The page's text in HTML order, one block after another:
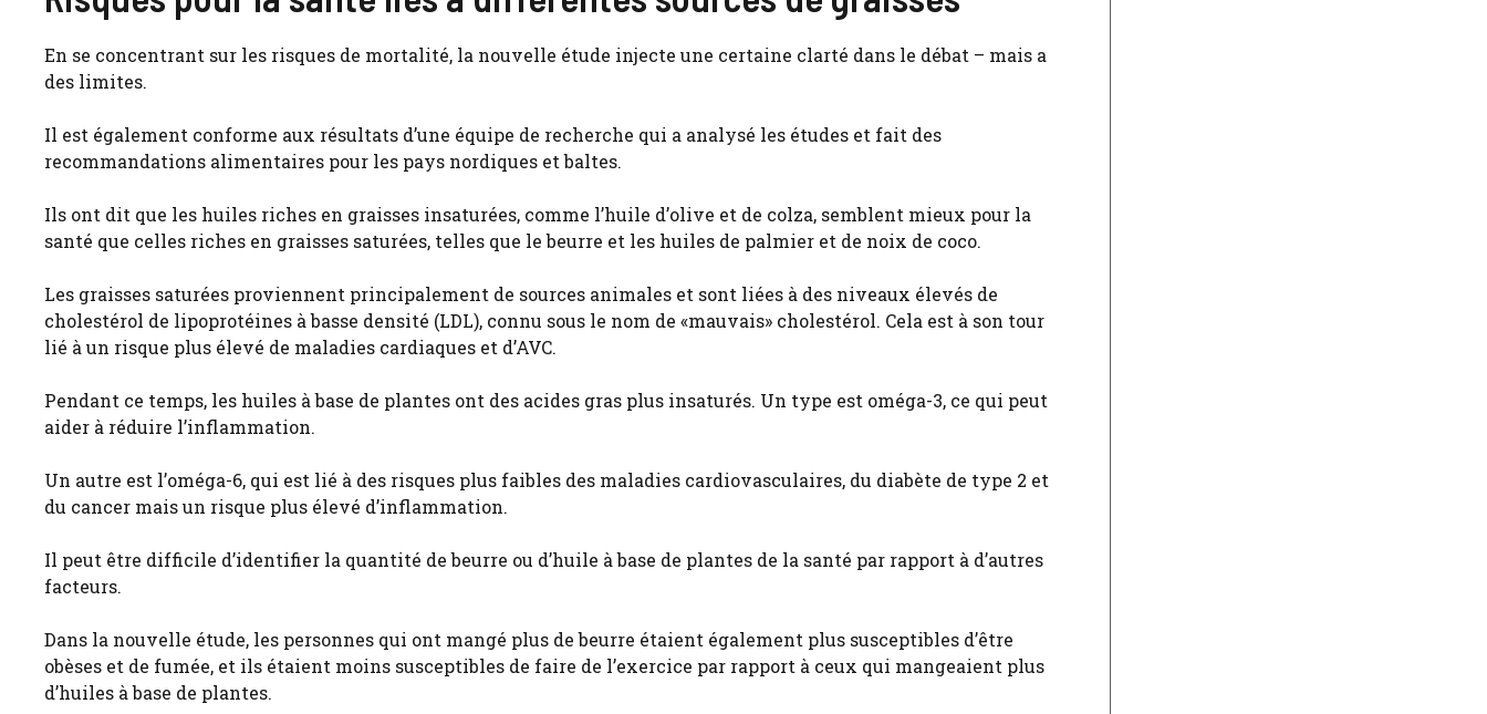
En se concentrant sur les risques de mortalité, la nouvelle étude injecte une certaine clarté dans le débat – mais a
des limites.
Il est également conforme aux résultats d’une équipe de recherche qui a analysé les études et fait des
recommandations alimentaires pour les pays nordiques et baltes.
Ils ont dit que les huiles riches en graisses insaturées, comme l’huile d’olive et de colza, semblent mieux pour la
santé que celles riches en graisses saturées, telles que le beurre et les huiles de palmier et de noix de coco.
Les graisses saturées proviennent principalement de sources animales et sont liées à des niveaux élevés de
cholestérol de lipoprotéines à basse densité (LDL), connu sous le nom de «mauvais» cholestérol. Cela est à son tour
lié à un risque plus élevé de maladies cardiaques et d’AVC.
Pendant ce temps, les huiles à base de plantes ont des acides gras plus insaturés. Un type est oméga-3, ce qui peut
aider à réduire l’inflammation.
Un autre est l’oméga-6, qui est lié à des risques plus faibles des maladies cardiovasculaires, du diabète de type 2 et
du cancer mais un risque plus élevé d’inflammation.
Il peut être difficile d’identifier la quantité de beurre ou d’huile à base de plantes de la santé par rapport à d’autres
facteurs.
Dans la nouvelle étude, les personnes qui ont mangé plus de beurre étaient également plus susceptibles d’être
obèses et de fumée, et ils étaient moins susceptibles de faire de l’exercice par rapport à ceux qui mangeaient plus
d’huiles à base de plantes.